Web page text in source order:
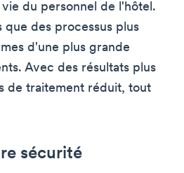
du personnel de l'hôtel.
que des processus plus
d'une plus grande
Avec des résultats plus
de traitement réduit, tout
sécurité